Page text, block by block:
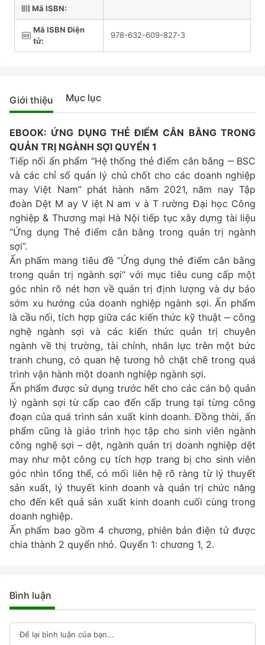
Mã ISBN:
Mã ISBN Điện
tử:
978-632-609-827-3
Giới thiệu Mục lục
EBOOK: ỨNG DỤNG THẺ ĐIỂM CÂN BẰNG TRONG
QUẢN TRỊ NGÀNH SỢI QUYỂN 1
Tiếp nối ấn phẩm “Hệ thống thẻ điểm cân bằng ‒ BSC
và các chỉ số quản lý chủ chốt cho các doanh nghiệp
may Việt Nam” phát hành năm 2021, năm nay Tập
đoàn Dệt M ay V iệt N am v à T rường Đại học Công
nghiệp & Thương mại Hà Nội tiếp tục xây dựng tài liệu
“Ứng dụng Thẻ điểm cân bằng trong quản trị ngành
sợi”.
Ấn phẩm mang tiêu đề “Ứng dụng thẻ điểm cân bằng
trong quản trị ngành sợi” với mục tiêu cung cấp một
góc nhìn rõ nét hơn về quản trị định lượng và dự báo
sớm xu hướng của doanh nghiệp ngành sợi. Ấn phẩm
là cầu nối, tích hợp giữa các kiến thức kỹ thuật ‒ công
nghệ ngành sợi và các kiến thức quản trị chuyên
ngành về thị trường, tài chính, nhân lực trên một bức
tranh chung, có quan hệ tương hỗ chặt chẽ trong quá
trình vận hành một doanh nghiệp ngành sợi.
Ấn phẩm được sử dụng trước hết cho các cán bộ quản
lý ngành sợi từ cấp cao đến cấp trung tại từng công
đoạn của quá trình sản xuất kinh doanh. Đồng thời, ấn
phẩm cũng là giáo trình học tập cho sinh viên ngành
công nghệ sợi – dệt, ngành quản trị doanh nghiệp dệt
may như một công cụ tích hợp trang bị cho sinh viên
góc nhìn tổng thể, có mối liên hệ rõ ràng từ lý thuyết
sản xuất, lý thuyết kinh doanh và quản trị chức năng
cho đến kết quả sản xuất kinh doanh cuối cùng trong
doanh nghiệp.
Ấn phẩm bao gồm 4 chương, phiên bản điện tử được
chia thành 2 quyển nhỏ. Quyển 1: chương 1, 2.
Bình luận